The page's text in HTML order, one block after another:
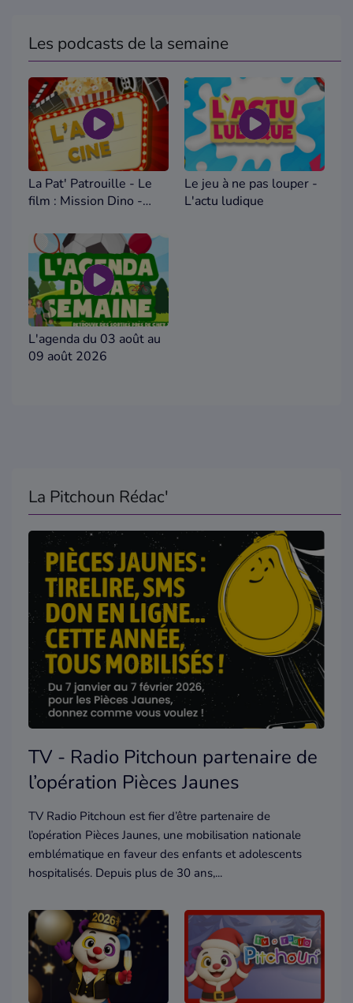
Les podcasts de la semaine
La Pat' Patrouille - Le
film : Mission Dino -
Le jeu à ne pas louper -
L'actu ludique
L'agenda du 03 août au
09 août 2026
La Pitchoun Rédac'
TV - Radio Pitchoun partenaire de
l’opération Pièces Jaunes
TV Radio Pitchoun est fier d’être partenaire de
l’opération Pièces Jaunes, une mobilisation nationale
emblématique en faveur des enfants et adolescents
hospitalisés. Depuis plus de 30 ans,...